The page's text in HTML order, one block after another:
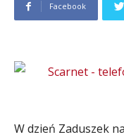
Facebook
W dzień Zaduszek